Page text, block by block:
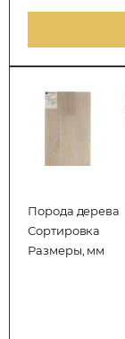
Порода дерева
Сортировка
Размеры, мм